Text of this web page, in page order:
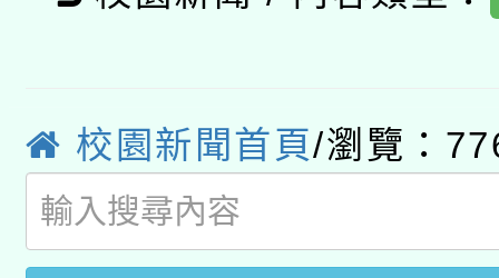
薪期間赴陸應申請許可
轉知經濟部水利署委託
用水績優單位及節水達
動」
桃園市孔廟祈福系列
開 智慧啟航」
2026年桃園地景藝術
校園新聞首頁/瀏覽：